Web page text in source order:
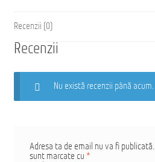
Recenzii (0)
Recenzii
Nu există recenzii până acum.
Adresa ta de email nu va fi publicată.
sunt marcate cu *